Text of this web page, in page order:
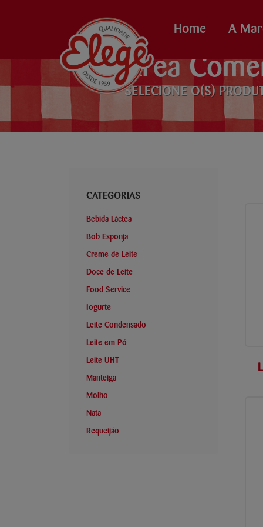
Home A
Área
SELECIONE O(S)
CATEGORIAS
Bebida Láctea
Bob Esponja
Creme de Leite
Doce de Leite
Food Service
Iogurte
Leite Condensado
Leite em Pó
Leite UHT
Manteiga
Molho
Nata
Requeijão